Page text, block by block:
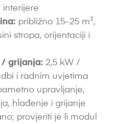
interijere
približno 15–25 m²,
stropa, orijentaciji i
/ grijanja: 2,5 kW /
i radnim uvjetima
upravljanje,
hlađenje i grijanje
provjeriti je li modul